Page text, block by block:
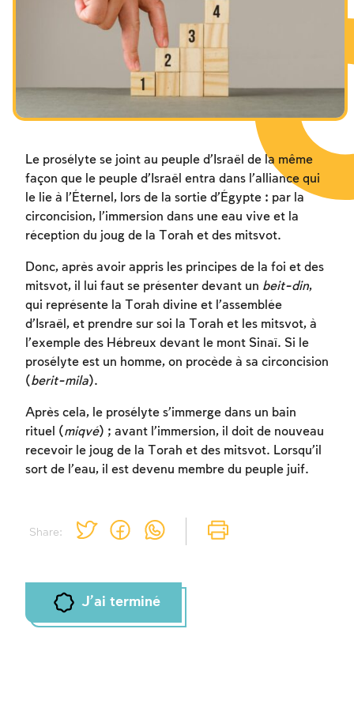
Les jeûnes liés à la destruction du Temple
Share:
Le prosélyte se joint au peuple d’Israël de la même
façon que le peuple d’Israël entra dans l’alliance qui
le lie à l’Éternel, lors de la sortie d’Égypte : par la
circoncision, l’immersion dans une eau vive et la
réception du joug de la Torah et des mitsvot.
Donc, après avoir appris les principes de la foi et des
mitsvot, il lui faut se présenter devant un beit-din,
qui représente la Torah divine et l’assemblée
d’Israël, et prendre sur soi la Torah et les mitsvot, à
l’exemple des Hébreux devant le mont Sinaï. Si le
prosélyte est un homme, on procède à sa circoncision
(berit-mila).
Après cela, le prosélyte s’immerge dans un bain
rituel (miqvé) ; avant l’immersion, il doit de nouveau
recevoir le joug de la Torah et des mitsvot. Lorsqu’il
sort de l’eau, il est devenu membre du peuple juif.
J'ai terminé
Inscription requise
Afin d'enregistrer ce que vous avez étudié,
vous devez vous connectez ou vous
inscrire.
Inscription Connexion